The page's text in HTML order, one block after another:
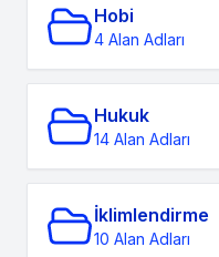
Hobi
4 Alan Adları
Hukuk
14 Alan Adları
İklimlendirme
10 Alan Adları